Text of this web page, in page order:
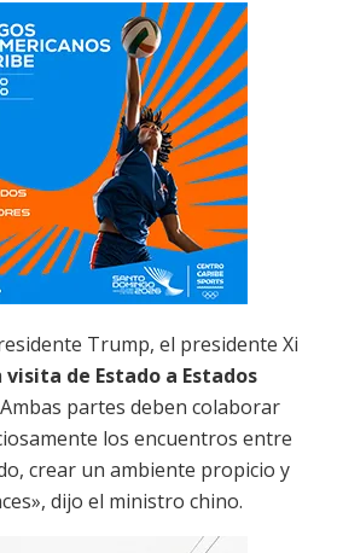
Trump, el presidente Xi
visita de Estado a Estados
partes deben colaborar
los encuentros entre
crear un ambiente propicio y
dijo el ministro chino.